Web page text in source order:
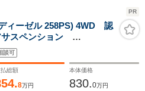
PR
ィーゼル 258PS) 4WD 認
スペンション
ーズ ブラインドスポッ
ー 4ゾーンクライメート
純正21インチアルミ
談可
総額
8万円
本体価格
830.0万円